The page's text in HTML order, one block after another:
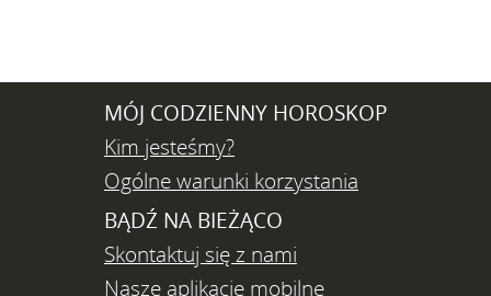
MÓJ CODZIENNY HOROSKOP
Kim jesteśmy?
Ogólne warunki korzystania
BĄDŹ NA BIEŻĄCO
Skontaktuj się z nami
Nasze aplikacje mobilne